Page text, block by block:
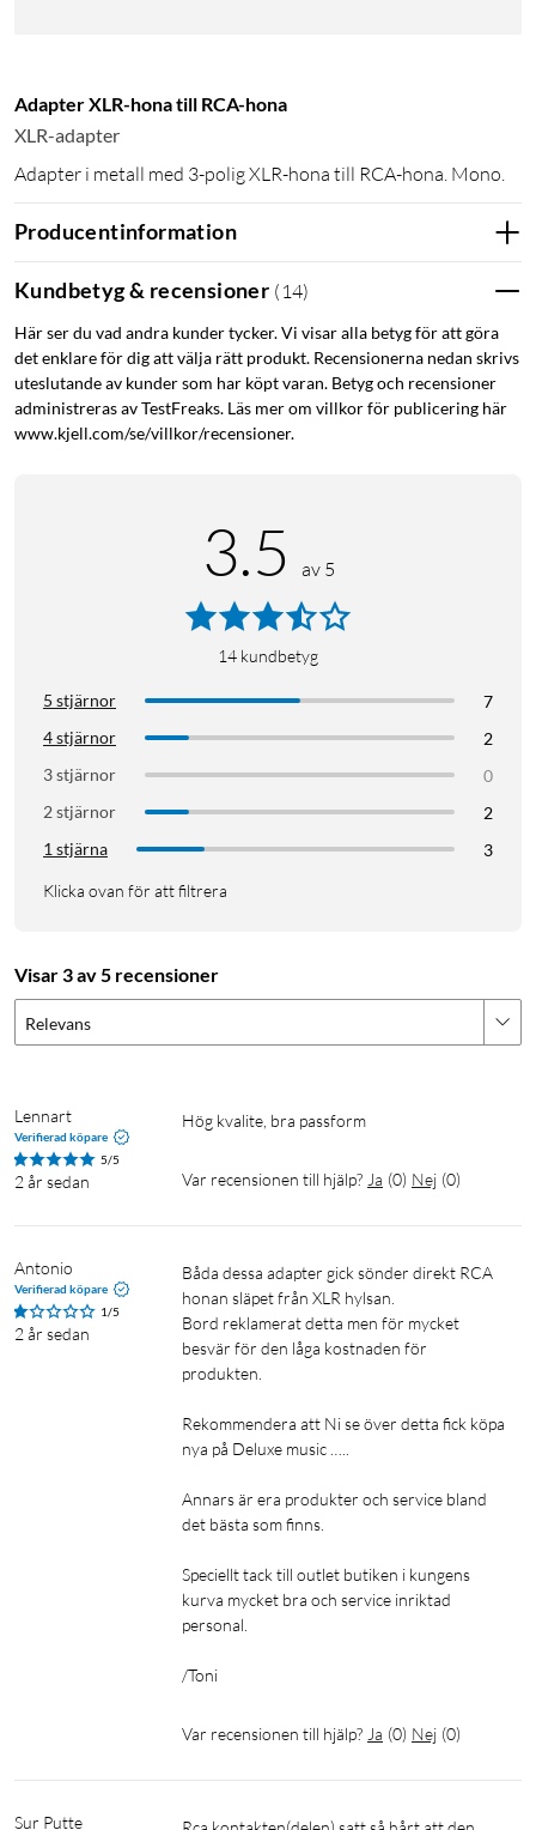
Adapter XLR-hona till RCA-hona
XLR-adapter
Adapter i metall med 3-polig XLR-hona till RCA-hona. Mono.
Producentinformation
Kundbetyg & recensioner ( 14)
Här ser du vad andra kunder tycker. Vi visar alla betyg för att göra
det enklare för dig att välja rätt produkt. Recensionerna nedan skrivs
uteslutande av kunder som har köpt varan. Betyg och recensioner
administreras av TestFreaks. Läs mer om villkor för publicering här
www.kjell.com/se/villkor/recensioner.
3.5 av 5
14 kundbetyg
5 stjärnor
7
4 stjärnor
2
3 stjärnor
0
2 stjärnor
2
1 stjärna
3
Klicka ovan för att filtrera
Visar 3 av 5 recensioner
Relevans
Lennart
Verifierad köpare
5/5
2 år sedan
Hög kvalite, bra passform
Var recensionen till hjälp? Ja (0) Nej (0)
Antonio
Verifierad köpare
1/5
2 år sedan
Båda dessa adapter gick sönder direkt RCA
honan släpet från XLR hylsan.
Bord reklamerat detta men för mycket
besvär för den låga kostnaden för
produkten.
Rekommendera att Ni se över detta fick köpa
nya på Deluxe music …..
Annars är era produkter och service bland
det bästa som finns.
Speciellt tack till outlet butiken i kungens
kurva mycket bra och service inriktad
personal.
/Toni
Var recensionen till hjälp? Ja (0) Nej (0)
Sur Putte